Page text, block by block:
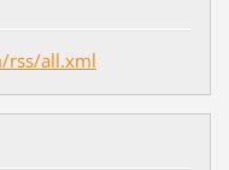
rss/all.xml